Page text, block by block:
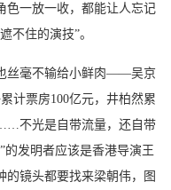
色一放一收，都能让人忘记
不住的演技”。
丝毫不输给小鲜肉——吴京
计票房100亿元，井柏然累
不光是自带流量，还自带
的发明者应该是香港导演王
的镜头都要找来梁朝伟，图